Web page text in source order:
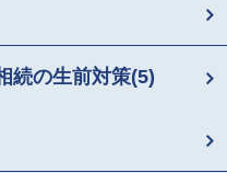
続の生前対策(5)